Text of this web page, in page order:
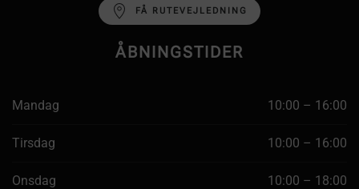
FÅ RUTEVEJLEDNING
ÅBNINGSTIDER
Mandag 10:00 – 16:00
Tirsdag 10:00 – 16:00
Onsdag 10:00 – 18:00